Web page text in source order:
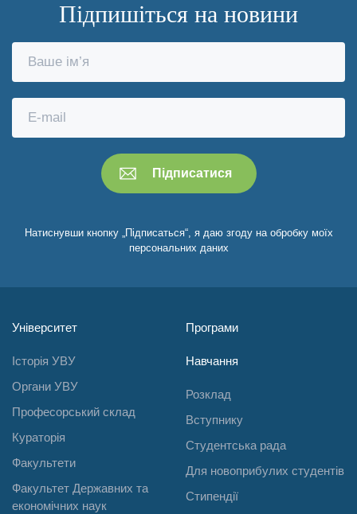
Підпишіться на новини
Натиснувши кнопку „Підписаться“, я даю згоду на обробку моїх
персональних даних
Університет
Історія УВУ
Органи УВУ
Професорський склад
Кураторія
Факультети
Факультет Державних та
економічних наук
Програми
Навчання
Розклад
Вступнику
Студентська рада
Для новоприбулих студентів
Стипендії